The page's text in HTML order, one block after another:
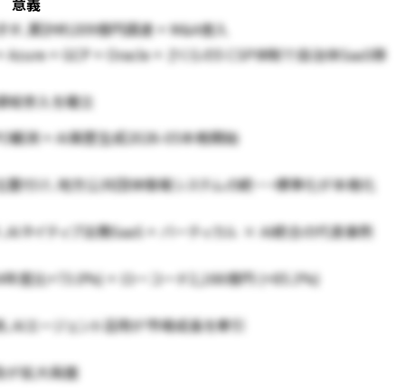
、累計約209億円調達 + M&A借入
Azure + GCP + Oracle + さくらの5 CSP体制で自治体SaaS移
域参入を確立
観測 + AI薬歴生成2026-05本格開始
付け、地方公共団体情報システムの統一・標準化が本格化
ネイティブ法務SaaS + バーティカル × AI統合の代表事例
度比+73.0%) + ローコード2,166億円 (+85.3%)
AIエージェント活用が市場成長を牽引
が拡大局面